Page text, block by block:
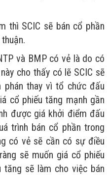
thì SCIC sẽ bán cổ phần
và BMP có vẻ là do có
cho thấy có lẽ SCIC sẽ
phán thay vì tổ chức đấu
cổ phiếu tăng mạnh gần
được giá khởi điểm đấu
trình bán cổ phần trong
có vẻ sẽ cần có sự điều
sẽ muốn giá cổ phiếu
tăng sẽ làm cho việc bán